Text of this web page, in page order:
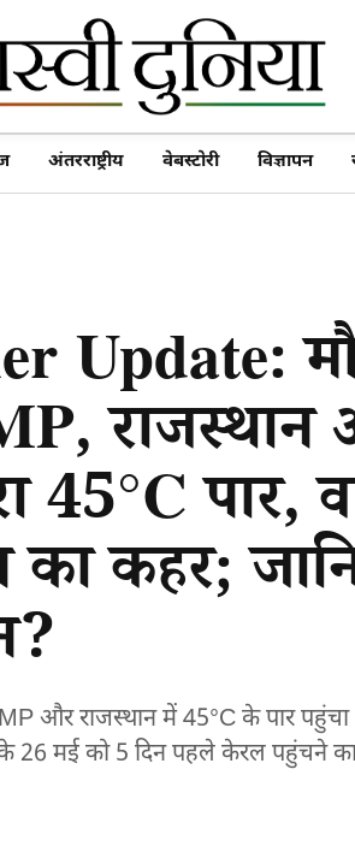
अंतरराष्ट्रीय वेबस्टोरी विज्ञापन
Update:
राजस्थान
45°C पार,
कहर;
और राजस्थान में 45°C के पार
26 मई को 5 दिन पहले केरल पहुंचने